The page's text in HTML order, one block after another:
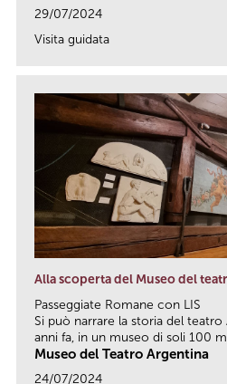
29/07/2024
Visita guidata
Alla scoperta del Museo del
Passeggiate Romane con LIS
Si può narrare la storia del teatro
anni fa, in un museo di soli 100
Museo del Teatro Argentina
24/07/2024